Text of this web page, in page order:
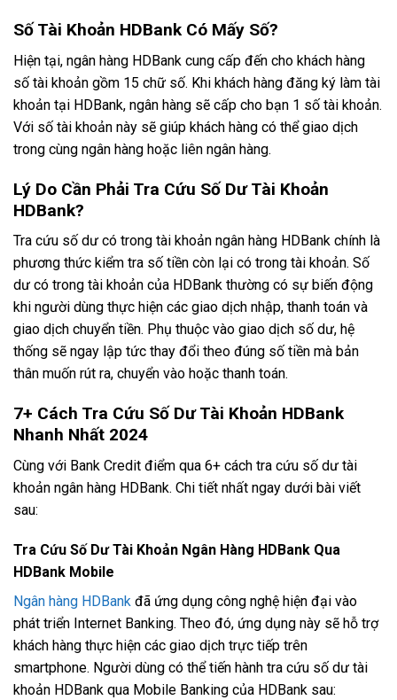
Số Tài Khoản HDBank Có Mấy Số?
Hiện tại, ngân hàng HDBank cung cấp đến cho khách hàng
số tài khoản gồm 15 chữ số. Khi khách hàng đăng ký làm tài
khoản tại HDBank, ngân hàng sẽ cấp cho bạn 1 số tài khoản.
Với số tài khoản này sẽ giúp khách hàng có thể giao dịch
trong cùng ngân hàng hoặc liên ngân hàng.
Lý Do Cần Phải Tra Cứu Số Dư Tài Khoản
HDBank?
Tra cứu số dư có trong tài khoản ngân hàng HDBank chính là
phương thức kiểm tra số tiền còn lại có trong tài khoản. Số
dư có trong tài khoản của HDBank thường có sự biến động
khi người dùng thực hiện các giao dịch nhập, thanh toán và
giao dịch chuyển tiền. Phụ thuộc vào giao dịch số dư, hệ
thống sẽ ngay lập tức thay đổi theo đúng số tiền mà bản
thân muốn rút ra, chuyển vào hoặc thanh toán.
7+ Cách Tra Cứu Số Dư Tài Khoản HDBank
Nhanh Nhất 2024
Cùng với Bank Credit điểm qua 6+ cách tra cứu số dư tài
khoản ngân hàng HDBank. Chi tiết nhất ngay dưới bài viết
sau:
Tra Cứu Số Dư Tài Khoản Ngân Hàng HDBank Qua
HDBank Mobile
Ngân hàng HDBank đã ứng dụng công nghệ hiện đại vào
phát triển Internet Banking. Theo đó, ứng dụng này sẽ hỗ trợ
khách hàng thực hiện các giao dịch trực tiếp trên
smartphone. Người dùng có thể tiến hành tra cứu số dư tài
khoản HDBank qua Mobile Banking của HDBank sau: